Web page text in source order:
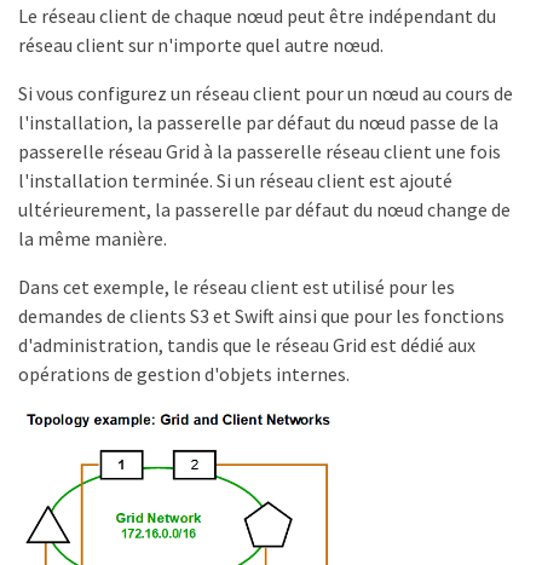
Le réseau client de chaque nœud peut être indépendant du
réseau client sur n'importe quel autre nœud.
Si vous configurez un réseau client pour un nœud au cours de
l'installation, la passerelle par défaut du nœud passe de la
passerelle réseau Grid à la passerelle réseau client une fois
l'installation terminée. Si un réseau client est ajouté
ultérieurement, la passerelle par défaut du nœud change de
la même manière.
Dans cet exemple, le réseau client est utilisé pour les
demandes de clients S3 et Swift ainsi que pour les fonctions
d'administration, tandis que le réseau Grid est dédié aux
opérations de gestion d'objets internes.